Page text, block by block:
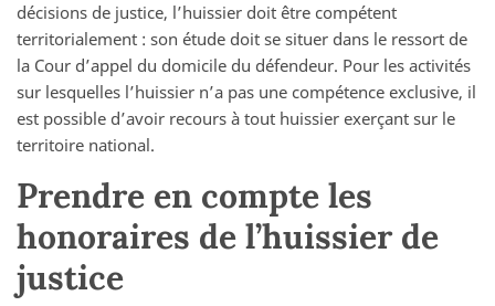
décisions de justice, l’huissier doit être compétent
territorialement : son étude doit se situer dans le ressort de
la Cour d’appel du domicile du défendeur. Pour les activités
sur lesquelles l’huissier n’a pas une compétence exclusive, il
est possible d’avoir recours à tout huissier exerçant sur le
territoire national.
Prendre en compte les
honoraires de l’huissier de
justice